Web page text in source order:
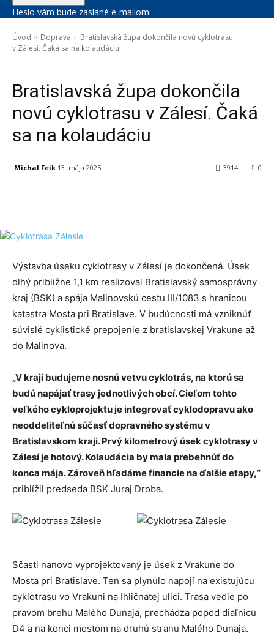
Heslo vám bude zaslané e-mailom
Úvod Doprava
Bratislavská župa dokončila novú cyklotrasu
v Zálesí. Čaká sa na kolaudáciu
Bratislavská župa dokončila
novú cyklotrasu v Zálesí. Čaká
sa na kolaudáciu
Michal Feik 13. mája 2025 0
3914
Výstavba úseku cyklotrasy v Zálesí je dokončená. Úsek
dlhý približne 1,1 km realizoval Bratislavský samosprávny
kraj (BSK) a spája Malinovskú cestu III/1083 s hranicou
katastra Mosta pri Bratislave. V budúcnosti má vzniknúť
súvislé cyklistické prepojenie z bratislavskej Vrakune až
do Malinova.
„V kraji budujeme nosnú vetvu cyklotrás, na ktorú sa
budú napájať trasy jednotlivých obcí. Cieľom tohto
veľkého cykloprojektu je integrovať cyklodopravu ako
neoddeliteľnú súčasť dopravného systému v
Bratislavskom kraji. Prvý kilometrový úsek cyklotrasy v
Zálesí je hotový. Kolaudácia by mala prebehnúť do
konca mája. Zároveň hľadáme financie na ďalšie etapy,“
priblížil predseda BSK Juraj Droba.
Sčasti nanovo vyprojektovaný je úsek z Vrakune do
Mosta pri Bratislave. Ten sa plynulo napojí na existujúcu
cyklotrasu vo Vrakuni na Ihličnatej ulici. Trasa vedie po
pravom brehu Malého Dunaja, prechádza popod diaľnicu
D4 a na konci mostom na druhú stranu Malého Dunaja.